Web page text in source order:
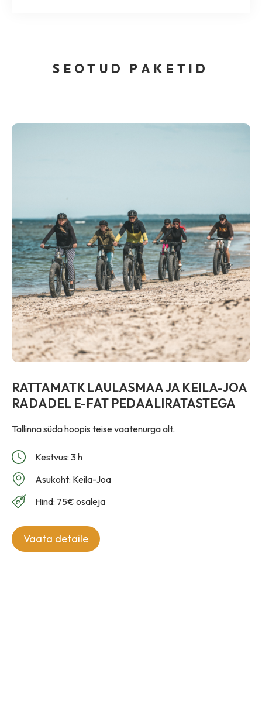
SEOTUD PAKETID
RATTAMATK LAULASMAA JA KEILA-JOA
RADADEL E-FAT PEDAALIRATASTEGA
Tallinna süda hoopis teise vaatenurga alt.
Kestvus: 3 h
Asukoht: Keila-Joa
Hind: 75€ osaleja
Vaata detaile